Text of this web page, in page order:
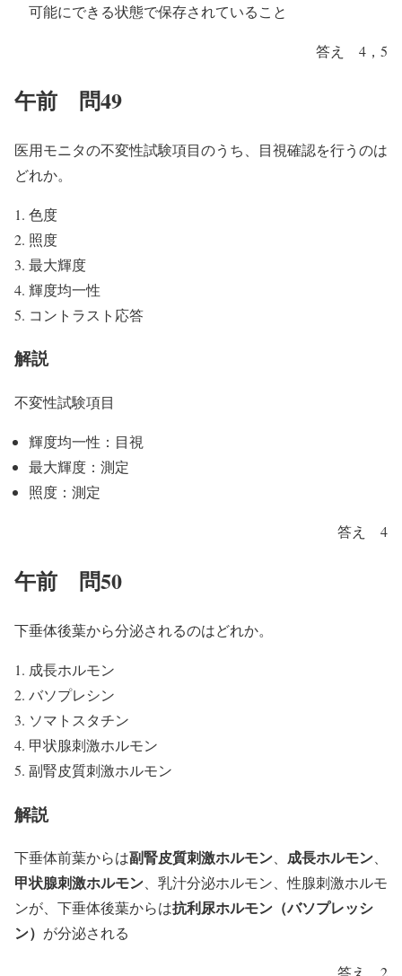
可能にできる状態で保存されていること
答え 4，5
午前 問49
医用モニタの不変性試験項目のうち、目視確認を行うのは
どれか。
色度
照度
最大輝度
輝度均一性
コントラスト応答
解説
不変性試験項目
輝度均一性：目視
最大輝度：測定
照度：測定
答え 4
午前 問50
下垂体後葉から分泌されるのはどれか。
成長ホルモン
バソプレシン
ソマトスタチン
甲状腺刺激ホルモン
副腎皮質刺激ホルモン
解説
下垂体前葉からは副腎皮質刺激ホルモン、 成長ホルモン、
甲状腺刺激ホルモン、乳汁分泌ホルモン、性腺刺激ホルモ
ンが、下垂体後葉からは抗利尿ホルモン（バソプレッシ
ン） が分泌される